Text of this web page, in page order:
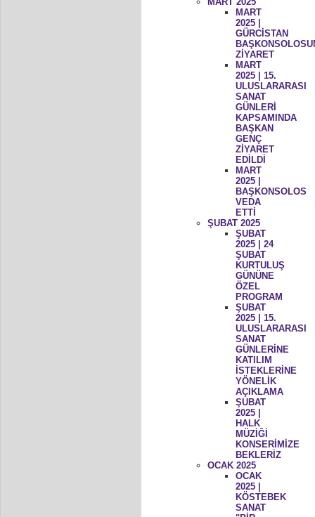
MART
2025 |
GÜRCİSTAN
ZİYARET
MART
2025 | 15.
ULUSLARARASI
SANAT
GÜNLERİ
KAPSAMINDA
BAŞKAN
GENÇ
ZİYARET
EDİLDİ
MART
2025 |
BAŞKONSOLOS
VEDA
ETTİ
ŞUBAT 2025
ŞUBAT
2025 | 24
ŞUBAT
KURTULUŞ
GÜNÜNE
ÖZEL
PROGRAM
ŞUBAT
2025 | 15.
ULUSLARARASI
SANAT
GÜNLERİNE
KATILIM
İSTEKLERİNE
YÖNELİK
AÇIKLAMA
ŞUBAT
2025 |
HALK
MÜZİĞİ
KONSERİMİZE
BEKLERİZ
OCAK 2025
OCAK
2025 |
KÖSTEBEK
SANAT